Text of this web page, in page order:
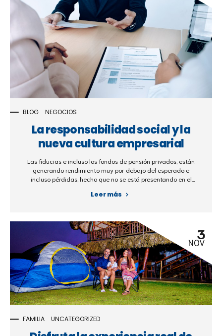
BLOG NEGOCIOS
La responsabilidad social y la
nueva cultura empresarial
Las fiducias e incluso los fondos de pensión privados, están
generando rendimiento muy por debajo del esperado e
incluso pérdidas, hecho que no se está presentando en el
segura y sencilla.
Leer más
FAMILIA UNCATEGORIZED
3
NOV